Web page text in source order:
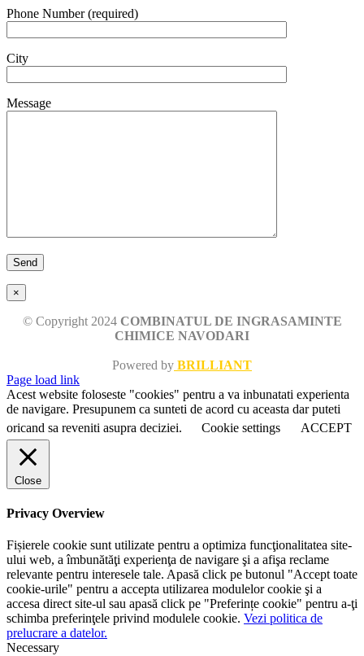
Phone Number (required)
City
Message
×
© Copyright 2024 COMBINATUL DE INGRASAMINTE
CHIMICE NAVODARI
Powered by BRILLIANT
Page load link
Acest website foloseste "cookies" pentru a va inbunatati experienta
de navigare. Presupunem ca sunteti de acord cu aceasta dar puteti
oricand sa reveniti asupra deciziei.
Cookie settings ACCEPT
Close
Privacy Overview
Fișierele cookie sunt utilizate pentru a optimiza funcţionalitatea site-
ului web, a îmbunătăţi experienţa de navigare şi a afişa reclame
relevante pentru interesele tale. Apasă click pe butonul "Accept toate
cookie-urile" pentru a accepta utilizarea modulelor cookie şi a
accesa direct site-ul sau apasă click pe "Preferințe cookie" pentru a-ţi
schimba preferinţele privind modulele cookie. Vezi politica de
prelucrare a datelor.
Necessary